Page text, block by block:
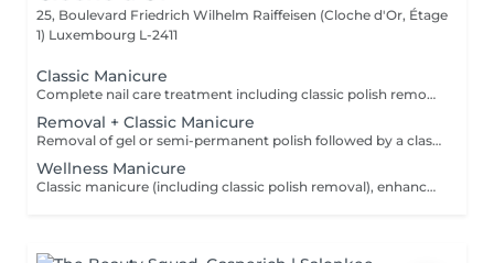
25, Boulevard Friedrich Wilhelm Raiffeisen (Cloche d'Or, Étage
1) Luxembourg L-2411
Classic Manicure
Complete nail care treatment including classic polish removal, nail shaping, cuticle work, hand care and finishing. No polish application.
Removal + Classic Manicure
Removal of gel or semi-permanent polish followed by a classic manicure. No polish application.
Wellness Manicure
Classic manicure (including classic polish removal), enhanced with an exfoliating scrub, application of a nourishing mask, and a relaxing wellness hand massage for deep hydration and complete relaxation. No polish application.